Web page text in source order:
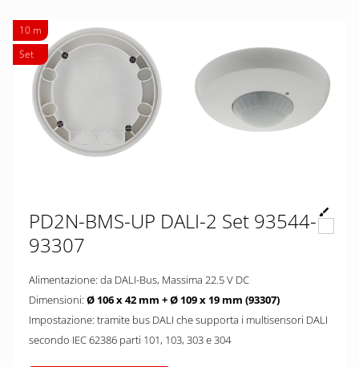
10 m
Set
PD2N-BMS-UP DALI-2 Set 93544-
93307
Alimentazione: da DALI-Bus, Massima 22.5 V DC
Dimensioni: Ø 106 x 42 mm + Ø 109 x 19 mm (93307)
Impostazione: tramite bus DALI che supporta i multisensori DALI
secondo IEC 62386 parti 101, 103, 303 e 304